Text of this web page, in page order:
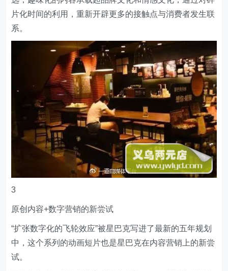
片化时间的利用，重新开辟更多的接触点与消费者发生联
系。
3
原创内容+数字营销的新尝试
“扩张数字化的飞轮效应”被星巴克写进了最新的五年规划
中，这个系列的动画短片也是星巴克在内容营销上的新尝
试。